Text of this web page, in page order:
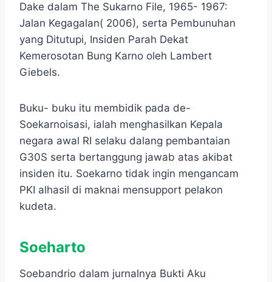
Dake dalam The Sukarno File, 1965- 1967:
Jalan Kegagalan( 2006), serta Pembunuhan
yang Ditutupi, Insiden Parah Dekat
Kemerosotan Bung Karno oleh Lambert
Giebels.
Buku- buku itu membidik pada de-
Soekarnoisasi, ialah menghasilkan Kepala
negara awal RI selaku dalang pembantaian
G30S serta bertanggung jawab atas akibat
insiden itu. Soekarno tidak ingin mengancam
PKI alhasil di maknai mensupport pelakon
kudeta.
Soeharto
Soebandrio dalam jurnalnya Bukti Aku